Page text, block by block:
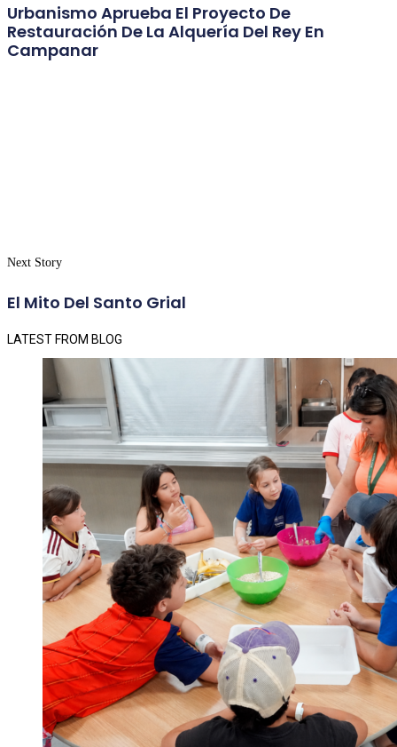
Urbanismo Aprueba El Proyecto De
Restauración De La Alquería Del Rey En
Campanar
Next Story
El Mito Del Santo Grial
LATEST FROM BLOG